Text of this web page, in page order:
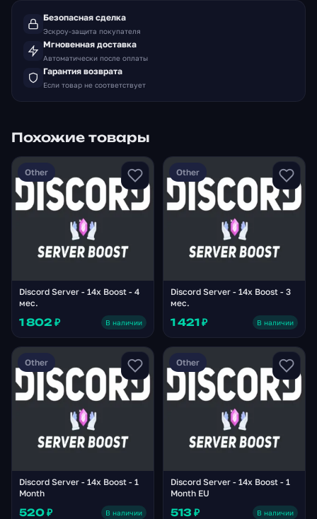
Безопасная сделка
Эскроу-защита покупателя
Мгновенная доставка
Автоматически после оплаты
Гарантия возврата
Если товар не соответствует
Похожие товары
Other
Discord Server - 14x Boost - 4
мес.
1 802 ₽ В наличии
Other
Discord Server - 14x Boost - 3
мес.
1 421 ₽ В наличии
Other
Discord Server - 14x Boost - 1
Month
520 ₽ В наличии
Other
Discord Server - 14x Boost - 1
Month EU
513 ₽ В наличии